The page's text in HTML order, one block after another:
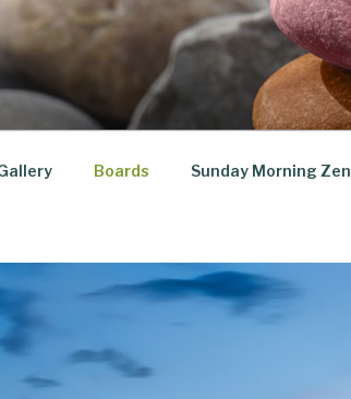
Boards Sunday Morning Zen